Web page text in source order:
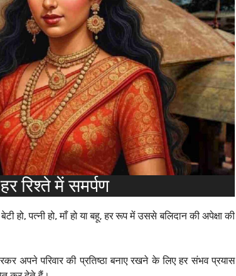
रिश्ते में समर्पण
हो, पत्नी हो, माँ हो या बहू, हर रूप में उससे बलिदान की अपेक्षा की
अपने परिवार की प्रतिष्ठा बनाए रखने के लिए हर संभव प्रयास